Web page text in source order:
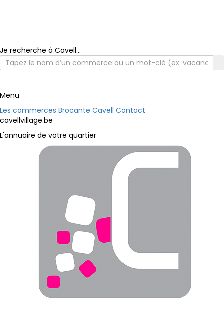
Je recherche à Cavell...
Menu
Les commerces Brocante Cavell Contact
cavellvillage.be
L'annuaire de votre quartier